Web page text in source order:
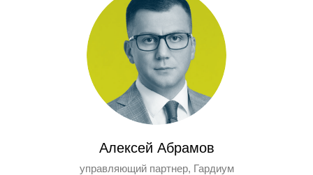
Алексей Абрамов
управляющий партнер, Гардиум